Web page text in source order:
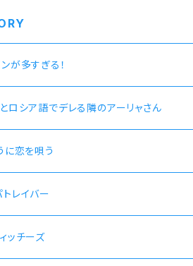
が多すぎる！
ロシア語でデレる隣のアーリャさん
に恋を唄う
レイバー
ッチーズ